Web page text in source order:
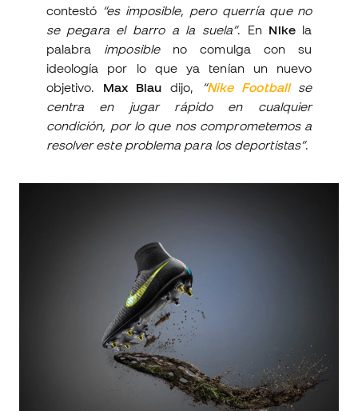
contestó “es imposible, pero querría que no
se pegara el barro a la suela”. En Nikela
palabra imposibleno comulga con su
ideología por lo que ya tenían un nuevo
objetivo. Max Blau dijo, “Nike Footballse
centra en jugar rápido en cualquier
condición, por lo que nos comprometemos a
resolver este problema para los deportistas”.